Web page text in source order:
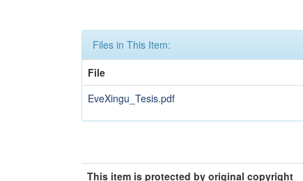
Files in This Item:
File
EveXingu_Tesis.pdf
This item is protected by original copyright